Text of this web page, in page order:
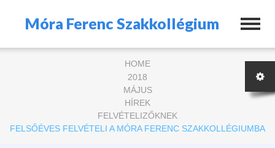
Móra Ferenc Szakkollégium
HOME
2018
MÁJUS
HÍREK
FELVÉTELIZŐKNEK
FELSŐÉVES FELVÉTELI A MÓRA FERENC SZAKKOLLÉGIUMBA